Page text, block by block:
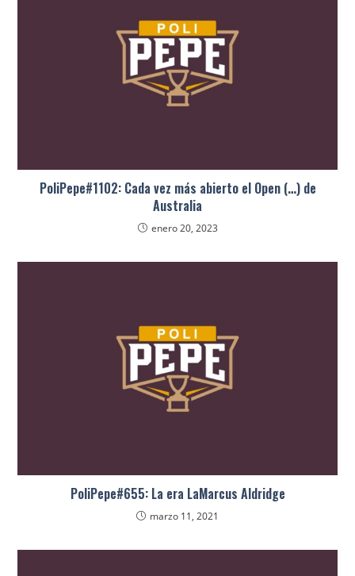
PoliPepe#1102: Cada vez más abierto el Open (…) de
Australia
enero 20, 2023
PoliPepe#655: La era LaMarcus Aldridge
marzo 11, 2021